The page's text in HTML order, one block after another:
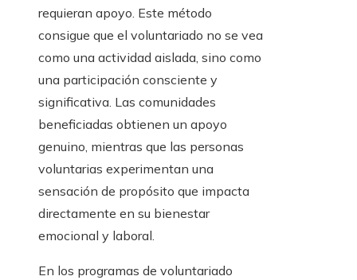
requieran apoyo. Este método
consigue que el voluntariado no se vea
como una actividad aislada, sino como
una participación consciente y
significativa. Las comunidades
beneficiadas obtienen un apoyo
genuino, mientras que las personas
voluntarias experimentan una
sensación de propósito que impacta
directamente en su bienestar
emocional y laboral.
En los programas de voluntariado